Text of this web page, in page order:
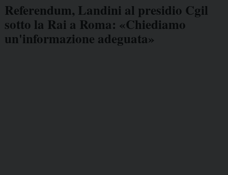
Referendum, Landini al presidio Cgil
sotto la Rai a Roma: «Chiediamo
un'informazione adeguata»